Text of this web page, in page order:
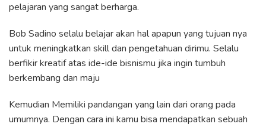
pelajaran yang sangat berharga.
Bob Sadino selalu belajar akan hal apapun yang tujuan nya
untuk meningkatkan skill dan pengetahuan dirimu. Selalu
berfikir kreatif atas ide-ide bisnismu jika ingin tumbuh
berkembang dan maju
Kemudian Memiliki pandangan yang lain dari orang pada
umumnya. Dengan cara ini kamu bisa mendapatkan sebuah